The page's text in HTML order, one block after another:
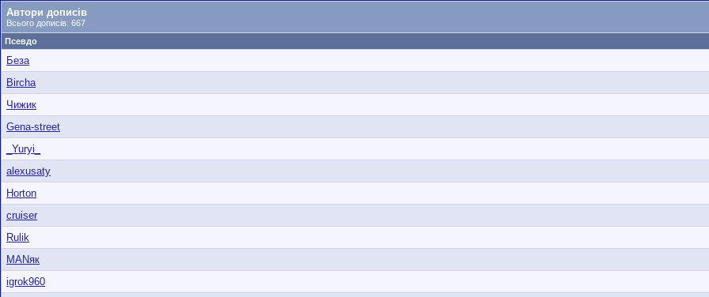
Автори дописів
Всього дописів: 667
Псевдо
Беза
Bircha
Чижик
Gena-street
_Yuryi_
alexusaty
Horton
cruiser
Rulik
MANяк
igrok960